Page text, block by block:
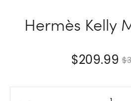
Hermès Kelly
$
$209.99